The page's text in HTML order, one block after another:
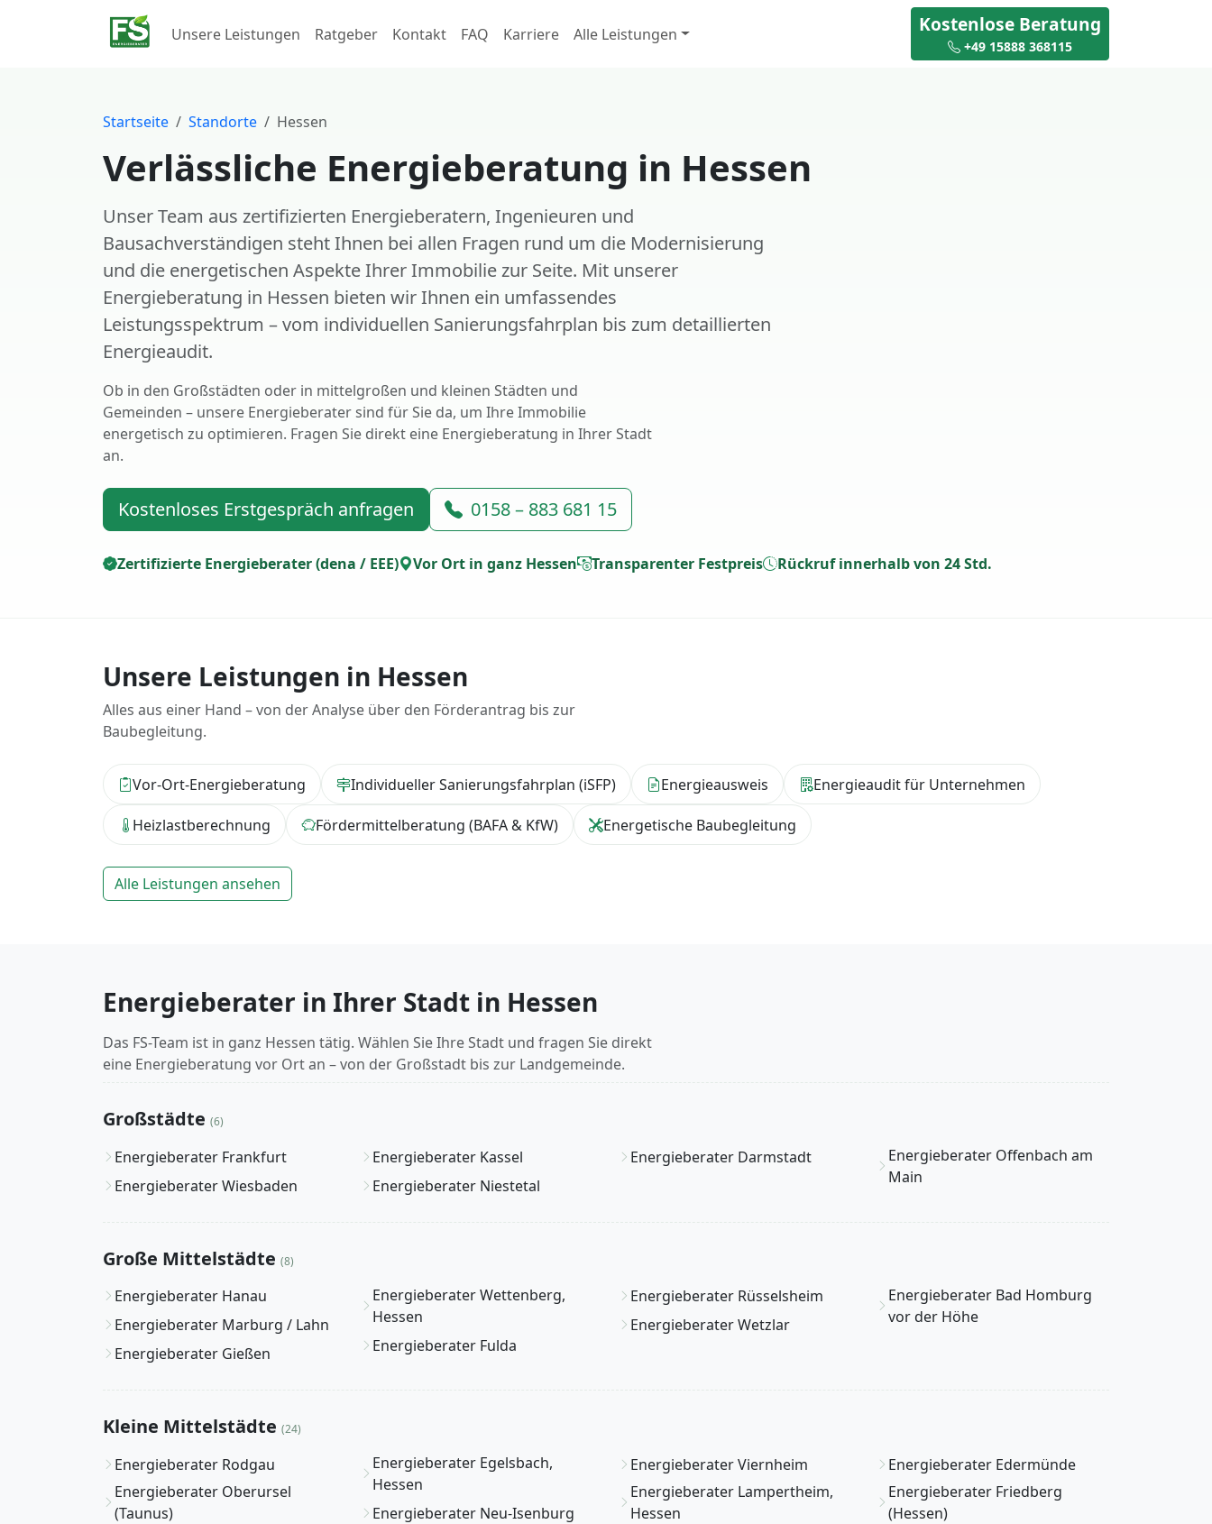
Unsere Leistungen Ratgeber Kontakt FAQ Karriere Alle Leistungen Kostenlose Beratung
+49 15888 368115
Startseite Standorte Hessen
Verlässliche Energieberatung in Hessen
Unser Team aus zertifizierten Energieberatern, Ingenieuren und
Bausachverständigen steht Ihnen bei allen Fragen rund um die Modernisierung
und die energetischen Aspekte Ihrer Immobilie zur Seite. Mit unserer
Energieberatung in Hessen bieten wir Ihnen ein umfassendes
Leistungsspektrum – vom individuellen Sanierungsfahrplan bis zum detaillierten
Energieaudit.
Ob in den Großstädten oder in mittelgroßen und kleinen Städten und
Gemeinden – unsere Energieberater sind für Sie da, um Ihre Immobilie
energetisch zu optimieren. Fragen Sie direkt eine Energieberatung in Ihrer Stadt
an.
Kostenloses Erstgespräch anfragen 0158 – 883 681 15
Zertifizierte Energieberater (dena / EEE) Vor Ort in ganz Hessen Transparenter Festpreis Rückruf innerhalb von 24 Std.
Unsere Leistungen in Hessen
Alles aus einer Hand – von der Analyse über den Förderantrag bis zur
Baubegleitung.
Vor-Ort-Energieberatung Individueller Sanierungsfahrplan (iSFP) Energieausweis Energieaudit für Unternehmen
Heizlastberechnung Fördermittelberatung (BAFA & KfW) Energetische Baubegleitung
Alle Leistungen ansehen
Energieberater in Ihrer Stadt in Hessen
Das FS-Team ist in ganz Hessen tätig. Wählen Sie Ihre Stadt und fragen Sie direkt
eine Energieberatung vor Ort an – von der Großstadt bis zur Landgemeinde.
Großstädte (6)
Energieberater Frankfurt
Energieberater Wiesbaden
Energieberater Kassel
Energieberater Niestetal
Energieberater Darmstadt
Energieberater Offenbach am
Main
Große Mittelstädte (8)
Energieberater Hanau
Energieberater Marburg / Lahn
Energieberater Gießen
Energieberater Wettenberg,
Hessen
Energieberater Fulda
Energieberater Rüsselsheim
Energieberater Wetzlar
Energieberater Bad Homburg
vor der Höhe
Kleine Mittelstädte (24)
Energieberater Rodgau
Energieberater Oberursel
(Taunus)
Energieberater Egelsbach,
Hessen
Energieberater Neu-Isenburg
Energieberater Viernheim
Energieberater Lampertheim,
Hessen
Energieberater Edermünde
Energieberater Friedberg
(Hessen)